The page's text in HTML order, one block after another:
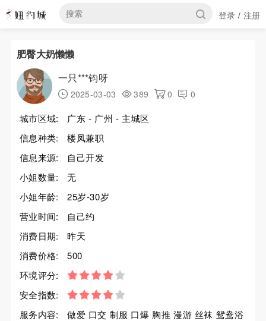
登录 / 注册
肥臀大奶懒懒
一只***钧呀
2025-03-03 389 0 0
城市区域:
广东 - 广州 - 主城区
信息种类:
楼凤兼职
信息来源:
自己开发
小姐数量:
无
小姐年龄:
25岁-30岁
营业时间:
自己约
消费日期:
昨天
消费价格:
500
环境评分:
安全指数:
服务内容:
做爱 口交 制服 口爆 胸推 漫游 丝袜 鸳鸯浴